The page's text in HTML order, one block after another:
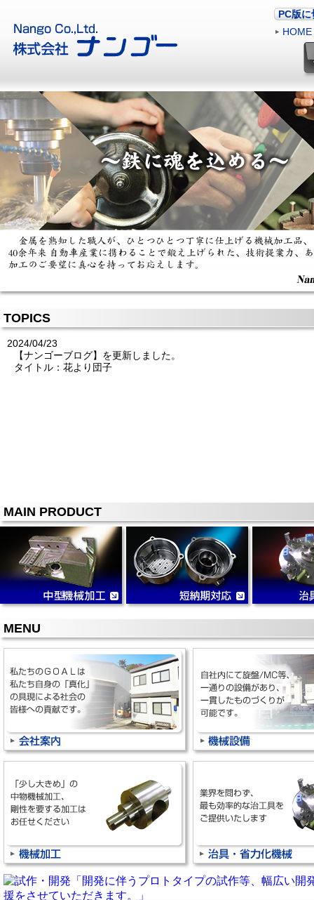
PC版に
HOME
TOPICS
2024/04/23
【ナンゴーブログ】を更新しました。
タイトル：花より団子
MAIN PRODUCT
MENU